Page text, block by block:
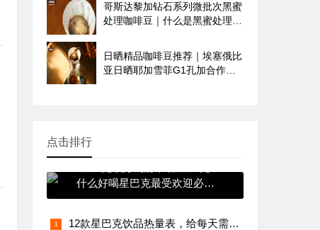
哥斯达黎加钻石系列微批次黑蜜
处理咖啡豆｜什么是黑蜜处理？
日晒精品咖啡豆推荐｜埃塞俄比
亚日晒耶加雪菲G1孔加合作社
点击排行
什么好喝星巴克最受欢迎必点
饮料排行
12款星巴克饮品热量表，给每天需要咖啡又要维持体型的你参考